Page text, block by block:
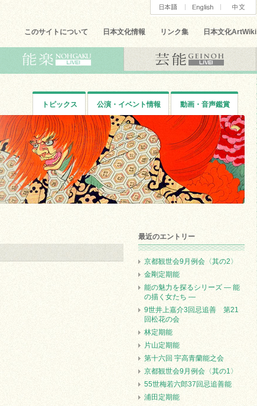
このサイトについて 日本文化情報 リンク集 日本文化ArtWiki
トピックス 公演・イベント情報 動画・音声鑑賞
最近のエントリー
京都観世会9月例会〈其の2〉
金剛定期能
能の魅力を探るシリーズ ― 能
の描く女たち ―
9世井上嘉介3回忌追善 第21
回松花の会
林定期能
片山定期能
第十六回 宇高青蘭能之会
京都観世会9月例会〈其の1〉
55世梅若六郎37回忌追善能
浦田定期能